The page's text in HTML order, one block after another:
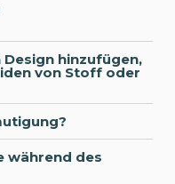
Design hinzufügen,
von Stoff oder
während des